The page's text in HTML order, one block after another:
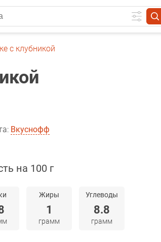
с клубникой
Вкуснофф
на 100 г
Жиры
1
грамм
Углеводы
8.8
грамм